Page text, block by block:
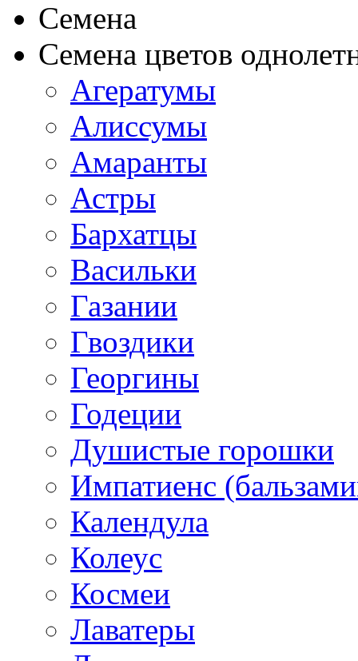
Семена
Семена цветов
Агератумы
Алиссумы
Амаранты
Астры
Бархатцы
Васильки
Газании
Гвоздики
Георгины
Годеции
Душистые горошки
Импатиенс
Календула
Колеус
Космеи
Лаватеры